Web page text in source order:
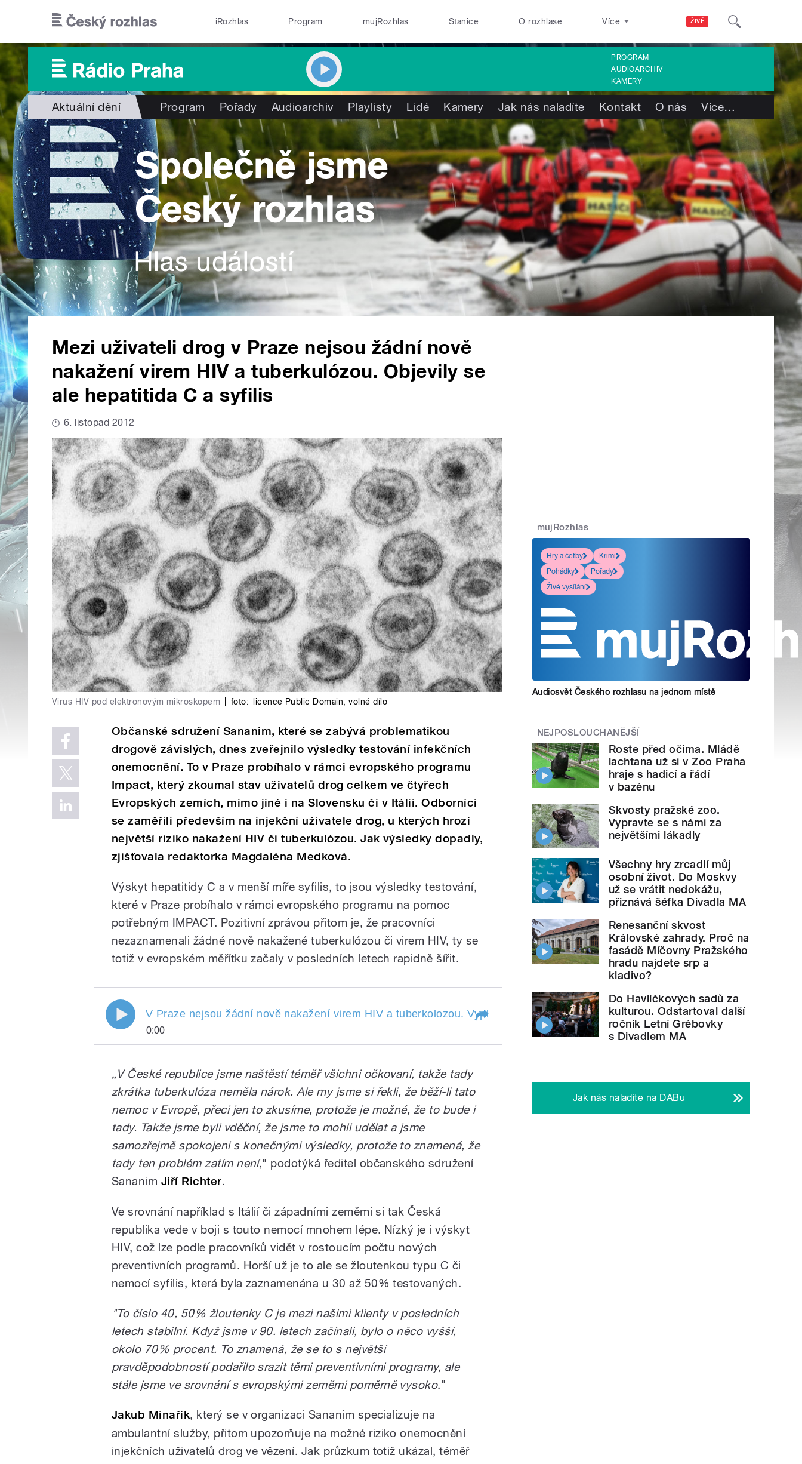
ŽIVĚ
iRozhlas Program mujRozhlas Stanice O rozhlase Více
PROGRAM
AUDIOARCHIV
KAMERY
Aktuální dění Program Pořady Audioarchiv Playlisty Lidé Kamery Jak nás naladíte Kontakt O nás Více…
Mezi uživateli drog v Praze nejsou žádní nově
nakažení virem HIV a tuberkulózou. Objevily se
ale hepatitida C a syfilis
6. listopad 2012
Virus HIV pod elektronovým mikroskopem foto: licence Public Domain, volné dílo
Občanské sdružení Sananim, které se zabývá problematikou
drogově závislých, dnes zveřejnilo výsledky testování infekčních
onemocnění. To v Praze probíhalo v rámci evropského programu
Impact, který zkoumal stav uživatelů drog celkem ve čtyřech
Evropských zemích, mimo jiné i na Slovensku či v Itálii. Odborníci
se zaměřili především na injekční uživatele drog, u kterých hrozí
největší riziko nakažení HIV či tuberkulózou. Jak výsledky dopadly,
zjišťovala redaktorka Magdaléna Medková.
Výskyt hepatitidy C a v menší míře syfilis, to jsou výsledky testování,
které v Praze probíhalo v rámci evropského programu na pomoc
potřebným IMPACT. Pozitivní zprávou přitom je, že pracovníci
nezaznamenali žádné nově nakažené tuberkulózou či virem HIV, ty se
totiž v evropském měřítku začaly v posledních letech rapidně šířit.
V Praze nejsou žádní nově nakažení virem HIV a tuberkolozou. Vyplývá to výsledku testování uživatelů drog, které provedl
0:00
tuberkolozou. Vyplývá to výsledku testování
uživatelů drog, které provedl občanské sdružení
Sananim. Objevila se ale hepatitida C a syfilis.
„V České republice jsme naštěstí téměř všichni očkovaní, takže tady
zkrátka tuberkulóza neměla nárok. Ale my jsme si řekli, že běží-li tato
nemoc v Evropě, přeci jen to zkusíme, protože je možné, že to bude i
tady. Takže jsme byli vděční, že jsme to mohli udělat a jsme
samozřejmě spokojeni s konečnými výsledky, protože to znamená, že
tady ten problém zatím není," podotýká ředitel občanského sdružení
Sananim Jiří Richter.
Ve srovnání například s Itálií či západními zeměmi si tak Česká
republika vede v boji s touto nemocí mnohem lépe. Nízký je i výskyt
HIV, což lze podle pracovníků vidět v rostoucím počtu nových
preventivních programů. Horší už je to ale se žloutenkou typu C či
nemocí syfilis, která byla zaznamenána u 30 až 50% testovaných.
"To číslo 40, 50% žloutenky C je mezi našimi klienty v posledních
letech stabilní. Když jsme v 90. letech začínali, bylo o něco vyšší,
okolo 70% procent. To znamená, že se to s největší
pravděpodobností podařilo srazit těmi preventivními programy, ale
stále jsme ve srovnání s evropskými zeměmi poměrně vysoko."
Jakub Minařík, který se v organizaci Sananim specializuje na
ambulantní služby, přitom upozorňuje na možné riziko onemocnění
injekčních uživatelů drog ve vězení. Jak průzkum totiž ukázal, téměř
mujRozhlas
Hry a četby
Krimi
Pohádky
Pořady
Živé vysílání
Audiosvět Českého rozhlasu na jednom místě
NEJPOSLOUCHANĚJŠÍ
Roste před očima. Mládě
lachtana už si v Zoo Praha
hraje s hadicí a řádí
v bazénu
Skvosty pražské zoo.
Vypravte se s námi za
největšími lákadly
Všechny hry zrcadlí můj
osobní život. Do Moskvy
už se vrátit nedokážu,
přiznává šéfka Divadla MA
Renesanční skvost
Královské zahrady. Proč na
fasádě Míčovny Pražského
hradu najdete srp a
kladivo?
Do Havlíčkových sadů za
kulturou. Odstartoval další
ročník Letní Grébovky
s Divadlem MA
Jak nás naladíte na DABu